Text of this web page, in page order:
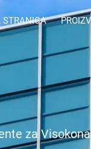
STRANICA
za